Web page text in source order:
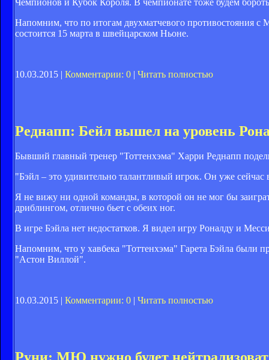
Напомним, что по итогам двухматчевого противостояния
состоится 15 марта в швейцарском Ньоне.
10.03.2015 | Комментарии: 0 | Читать полностью
Реднапп: Бейл вышел на уровень
Бывший главный тренер "Тоттенхэма" Харри Реднапп
"Бэйл – это удивительно талантливый игрок. Он уже
Я не вижу ни одной команды, в которой он не мог бы
дриблингом, отлично бьет с обеих ног.
В игре Бэйла нет недостатков. Я видел игру Роналду и
Напомним, что у хавбека "Тоттенхэма" Гарета Бэйла были
"Астон Виллой".
10.03.2015 | Комментарии: 0 Читать полностью